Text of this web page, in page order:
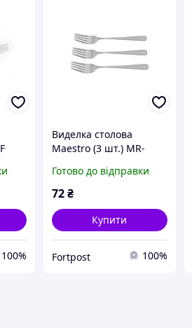
100%
Виделка столова
Maestro (3 шт.) MR-
Готово до відправки
72 ₴
Купити
Fortpost 100%